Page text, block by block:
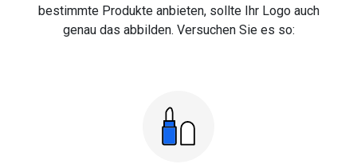
bestimmte Produkte anbieten, sollte Ihr Logo auch
genau das abbilden. Versuchen Sie es so: